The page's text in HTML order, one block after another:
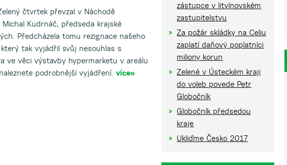
čtvrtek převzal v Náchodě
Kudrnáč, předseda krajské
Předcházela tomu rezignace našeho
tak vyjádřil svůj nesouhlas s
ve věci výstavby hypermarketu v areálu
podrobnější vyjádření. více»
zástupce v litvínovském
zastupitelstvu
Za požár skládky na Celiu
zaplatí daňový poplatníci
miliony korun
Zelené v Ústeckém kraji
do voleb povede Petr
Globočník
Globočník předsedou
kraje
Ukliďme Česko 2017